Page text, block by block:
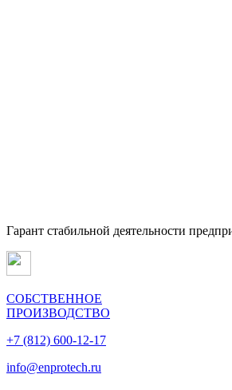
Гарант стабильной деятельности
СОБСТВЕННОЕ
ПРОИЗВОДСТВО
+7 (812) 600-12-17
info@enprotech.ru